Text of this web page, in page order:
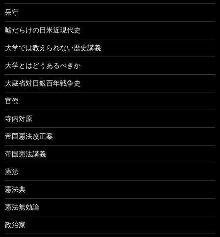
呆守
嘘だらけの日米近現代史
大学では教えられない歴史講義
大学とはどうあるべきか
大蔵省対日銀百年戦争史
官僚
寺内対原
帝国憲法改正案
帝国憲法講義
憲法
憲法典
憲法無効論
政治家